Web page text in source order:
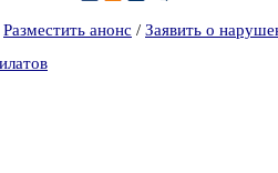
Разместить анонс / Заявить о